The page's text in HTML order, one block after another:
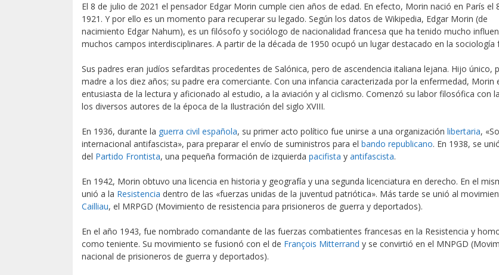
El 8 de julio de 2021 el pensador Edgar Morin cumple cien años de edad. En efecto, Morin nació en París el
1921. Y por ello es un momento para recuperar su legado. Según los datos de Wikipedia, Edgar Morin (de
nacimiento Edgar Nahum), es un filósofo y sociólogo de nacionalidad francesa que ha tenido mucho
muchos campos interdisciplinares. A partir de la década de 1950 ocupó un lugar destacado en la sociología
Sus padres eran judíos sefarditas procedentes de Salónica, pero de ascendencia italiana lejana. Hijo único,
madre a los diez años; su padre era comerciante. Con una infancia caracterizada por la enfermedad, Morin
entusiasta de la lectura y aficionado al estudio, a la aviación y al ciclismo. Comenzó su labor filosófica con
los diversos autores de la época de la Ilustración del siglo XVIII.
En 1936, durante la guerra civil española, su primer acto político fue unirse a una organización libertaria,
internacional antifascista», para preparar el envío de suministros para el bando republicano​. En 1938, se
del Partido Frontista, una pequeña formación de izquierda pacifista y antifascista.
En 1942, Morin obtuvo una licencia en historia y geografía y una segunda licenciatura en derecho. En el
unió a la Resistencia dentro de las «fuerzas unidas de la juventud patriótica». Más tarde se unió al
Cailliau, el MRPGD (Movimiento de resistencia para prisioneros de guerra y deportados).
En el año 1943, fue nombrado comandante de las fuerzas combatientes francesas en la Resistencia y
como teniente​. Su movimiento se fusionó con el de François Mitterrand y se convirtió en el MNPGD
nacional de prisioneros de guerra y deportados).